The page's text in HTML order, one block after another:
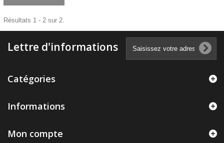
Résultats 1 - 2 sur 2.
Lettre d'informations
Catégories
Informations
Mon compte